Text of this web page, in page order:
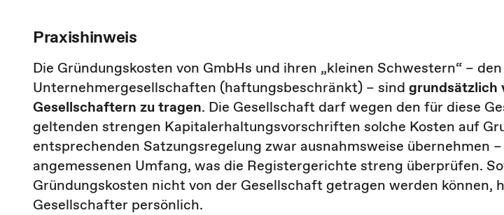
Praxishinweis
Die Gründungskosten von GmbHs und ihren „kleinen Schwestern“ – den
Unternehmergesellschaften (haftungsbeschränkt) – sind grundsätzlich
Gesellschaftern zu tragen. Die Gesellschaft darf wegen den für diese
geltenden strengen Kapitalerhaltungsvorschriften solche Kosten auf
entsprechenden Satzungsregelung zwar ausnahmsweise übernehmen
angemessenen Umfang, was die Registergerichte streng überprüfen.
Gründungskosten nicht von der Gesellschaft getragen werden können,
Gesellschafter persönlich.